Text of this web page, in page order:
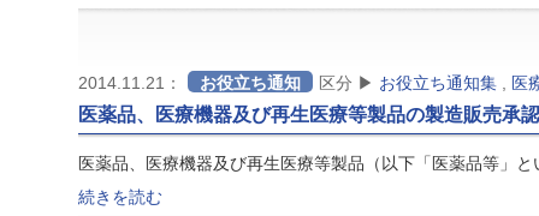
2014.11.21： お役立ち通知 区分 ▶ お役立ち通知集 医
医薬品、医療機器及び再生医療等製品の製造販売承
医薬品、医療機器及び再生医療等製品（以下「医薬品等」
続きを読む